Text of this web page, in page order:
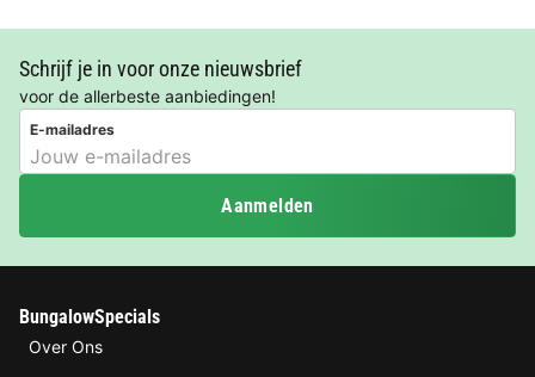
Schrijf je in voor onze nieuwsbrief
voor de allerbeste aanbiedingen!
E-mailadres
Aanmelden
BungalowSpecials
Over Ons